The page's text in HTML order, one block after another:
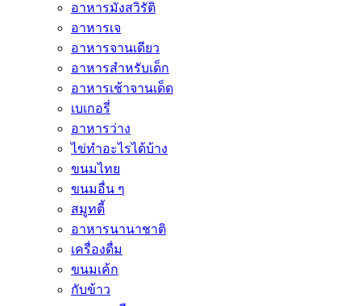
อาหารมังสวิรัติ
อาหารเจ
อาหารจานเดียว
อาหารสำหรับเด็ก
อาหารเช้าจานเด็ด
เบเกอรี่
อาหารว่าง
ไข่ทำอะไรได้บ้าง
ขนมไทย
ขนมอื่น ๆ
สมูทตี้
อาหารนานาชาติ
เครื่องดื่ม
ขนมเค้ก
กับข้าว